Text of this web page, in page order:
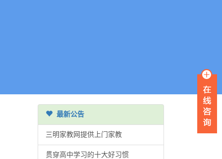
最新公告
三明家教网提供上门家教
贯穿高中学习的十大好习惯